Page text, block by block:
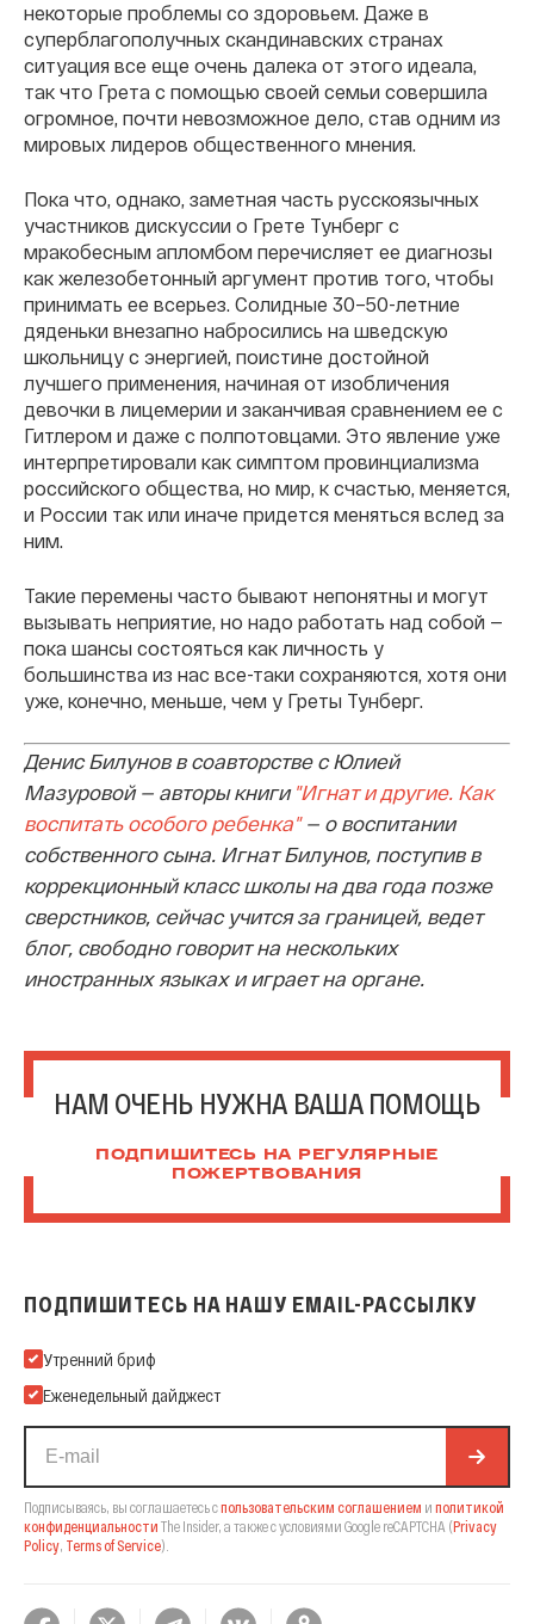
некоторые проблемы со здоровьем. Даже в
суперблагополучных скандинавских странах
ситуация все еще очень далека от этого идеала,
так что Грета с помощью своей семьи совершила
огромное, почти невозможное дело, став одним из
мировых лидеров общественного мнения.
Пока что, однако, заметная часть русскоязычных
участников дискуссии о Грете Тунберг с
мракобесным апломбом перечисляет ее диагнозы
как железобетонный аргумент против того, чтобы
принимать ее всерьез. Солидные 30–50-летние
дяденьки внезапно набросились на шведскую
школьницу с энергией, поистине достойной
лучшего применения, начиная от изобличения
девочки в лицемерии и заканчивая сравнением ее с
Гитлером и даже с полпотовцами. Это явление уже
интерпретировали как симптом провинциализма
российского общества, но мир, к счастью, меняется,
и России так или иначе придется меняться вслед за
ним.
Такие перемены часто бывают непонятны и могут
вызывать неприятие, но надо работать над собой —
пока шансы состояться как личность у
большинства из нас все-таки сохраняются, хотя они
уже, конечно, меньше, чем у Греты Тунберг.
Денис Билунов в соавторстве с Юлией
Мазуровой — авторы книги "Игнат и другие. Как
воспитать особого ребенка"— о воспитании
собственного сына. Игнат Билунов, поступив в
коррекционный класс школы на два года позже
сверстников, сейчас учится за границей, ведет
блог, свободно говорит на нескольких
иностранных языках и играет на органе.
НАМ ОЧЕНЬ НУЖНА ВАША ПОМОЩЬ
ПОДПИШИТЕСЬ НА РЕГУЛЯРНЫЕ
ПОЖЕРТВОВАНИЯ
ПОДПИШИТЕСЬ НА НАШУ EMAIL-РАССЫЛКУ
Подпишитесь на нашу Email-рассылку
Утренний бриф
Еженедельный дайджест
Подписываясь, вы соглашаетесь спользовательским соглашением и политикой
конфиденциальности The Insider, а также с условиями Google reCAPTCHA (Privacy
Policy, Terms of Service).